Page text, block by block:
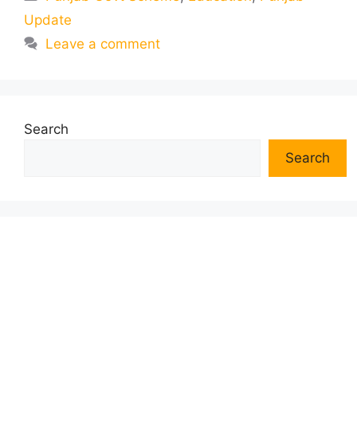
Update
Leave a comment
Search
Search